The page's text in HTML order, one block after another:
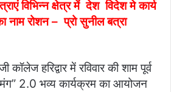
विभिन्न क्षेत्र में देश विदेश मे कार्य
रोशन – प्रो सुनील बत्रा
कॉलेज हरिद्वार में रविवार की शाम पूर्व
2.0 भव्य कार्यक्रम का आयोजन